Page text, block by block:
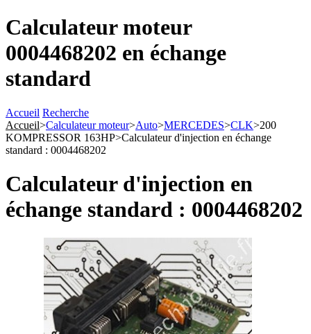
Calculateur moteur
0004468202 en échange
standard
Accueil Recherche
Accueil>Calculateur moteur>Auto>MERCEDES>CLK>200
KOMPRESSOR 163HP>Calculateur d'injection en échange
standard : 0004468202
Calculateur d'injection en
échange standard : 0004468202